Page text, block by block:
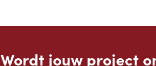
Wordt jouw project